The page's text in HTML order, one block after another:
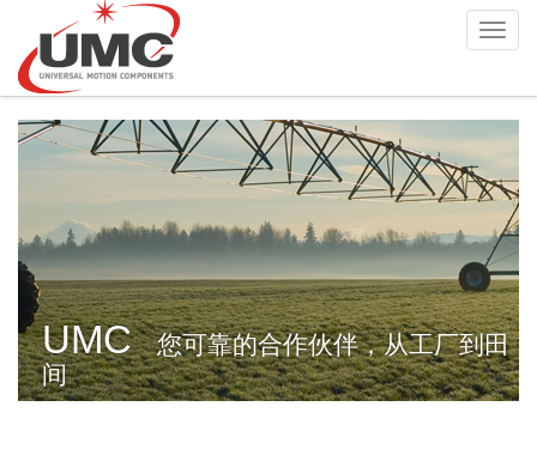
main
content
UMC
您可靠的合作伙伴，从工厂到田
间